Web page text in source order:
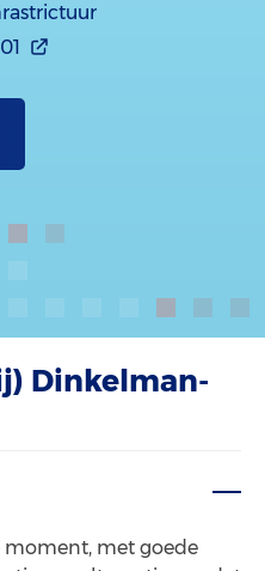
Dinkelman-
moment, met goede